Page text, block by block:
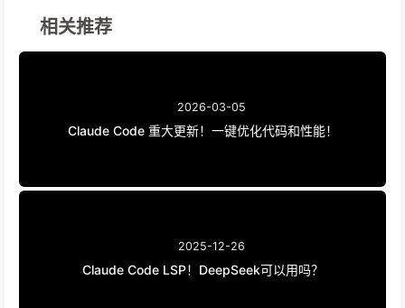
相关推荐
2026-03-05
Claude Code 重大更新！一键优化代码和性能！
2025-12-26
Claude Code LSP！DeepSeek可以用吗？